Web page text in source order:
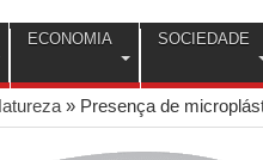
ECONOMIA SOCIEDADE
» Presença de